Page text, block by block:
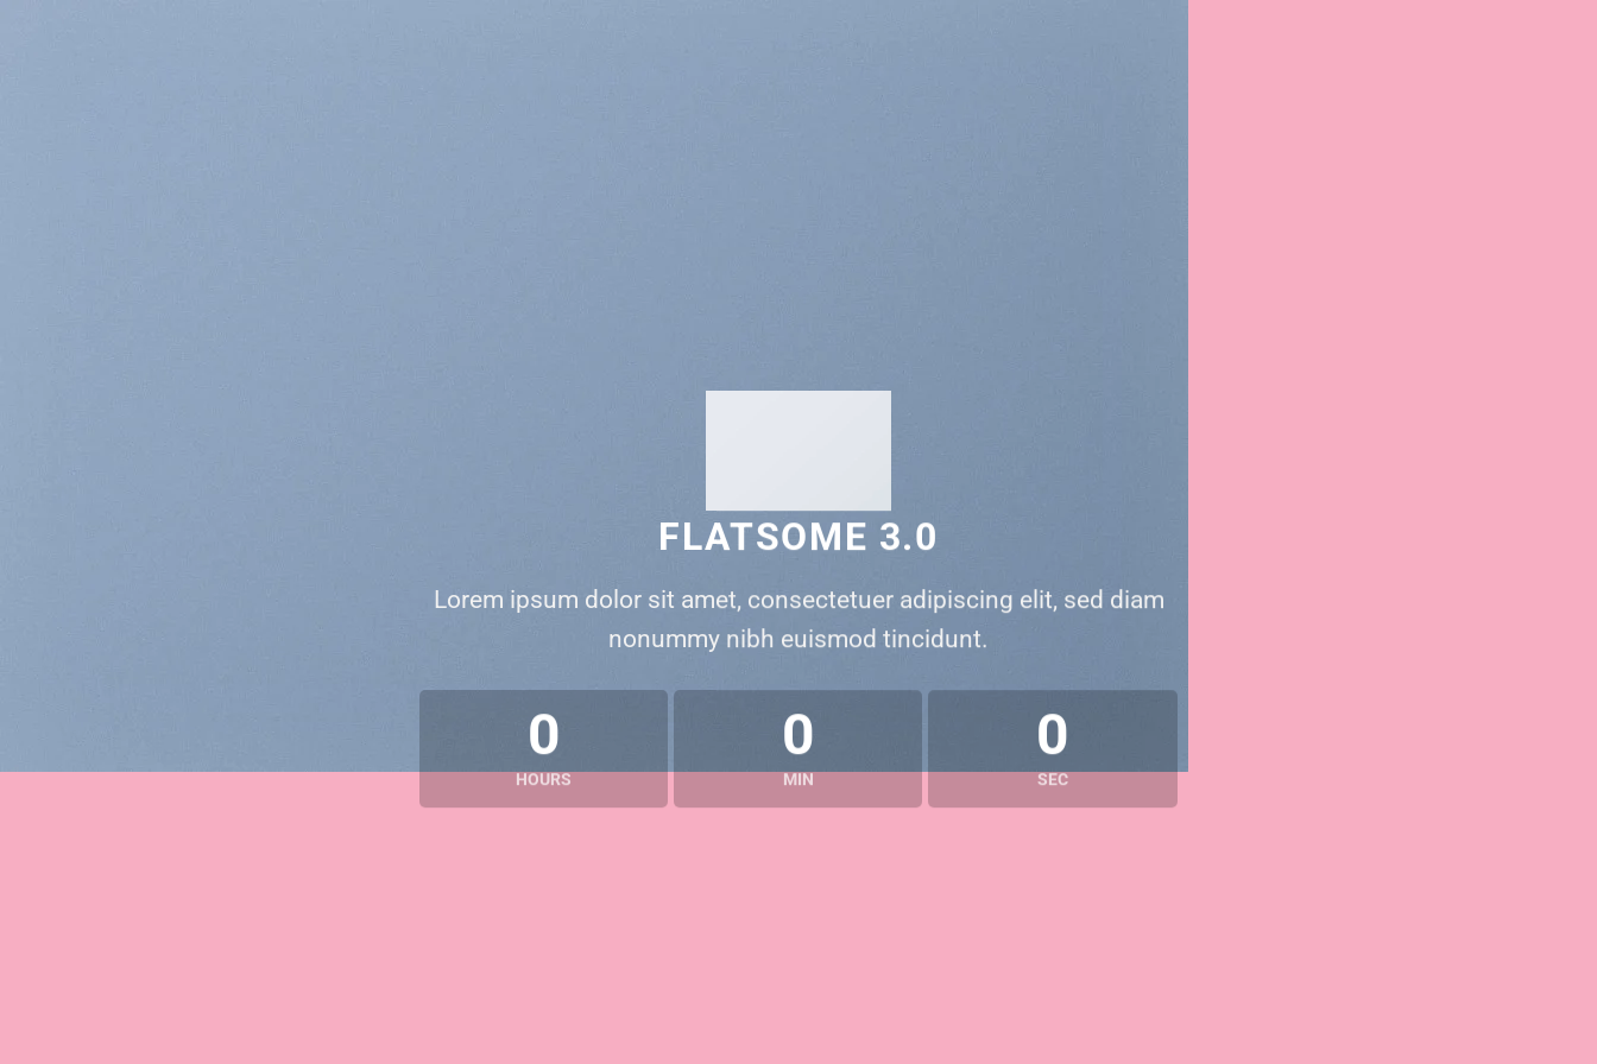
FLATSOME 3.0
Lorem ipsum dolor sit amet, consectetuer adipiscing elit, sed diam
nonummy nibh euismod tincidunt.
0
HOURS
0
MIN
0
SEC